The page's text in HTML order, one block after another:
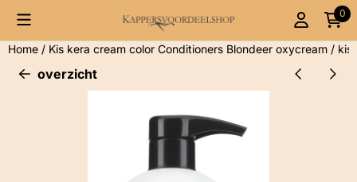
0
Home / Kis kera cream color Conditioners Blondeer oxycream / kis
overzicht